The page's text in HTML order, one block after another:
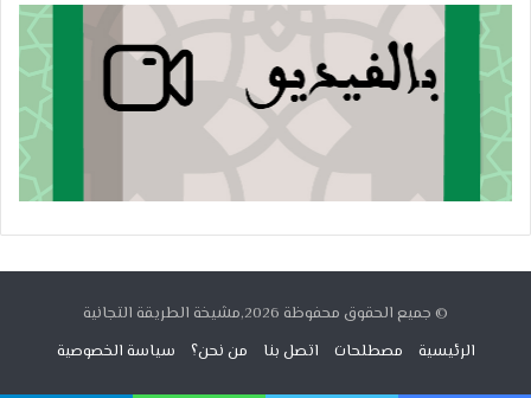
© جميع الحقوق محفوظة 2026,مشيخة الطريقة التجانية
الرئيسية
مصطلحات اتصل بنا من نحن؟ سياسة الخصوصية